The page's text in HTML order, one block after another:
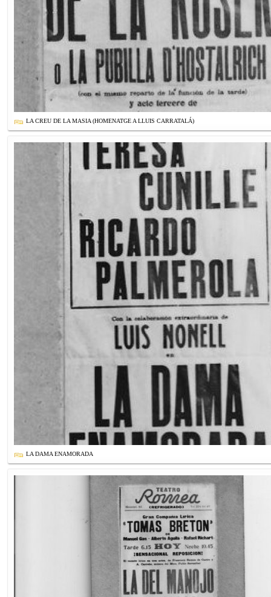
LA CREU DE LA MASIA (HOMENATGE A LLUIS CARRATALÁ)
LA DAMA ENAMORADA